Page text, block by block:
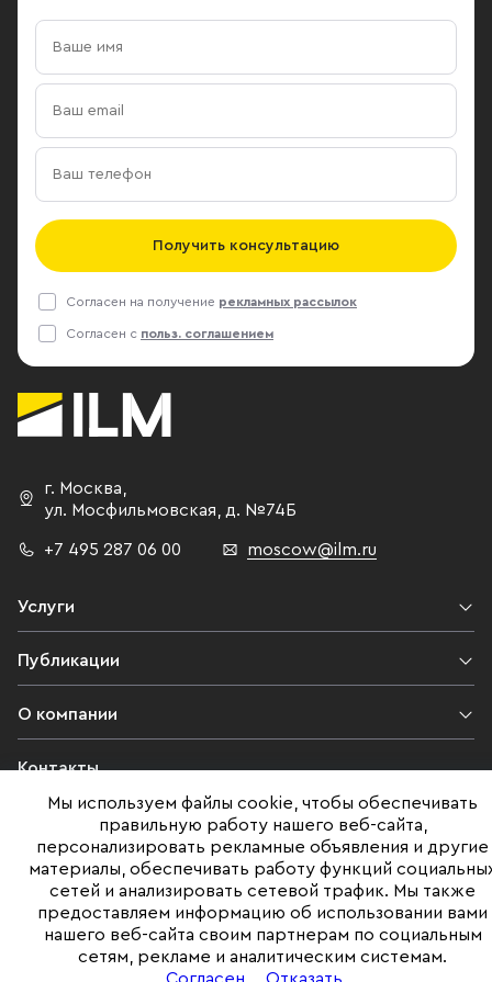
Получить консультацию
Согласен на получение рекламных рассылок
Согласен с польз. соглашением
г. Москва
ул. Мосфильмовская,
д. №74Б
+7 495 287 06 00 moscow@ilm.ru
Услуги
Публикации
О компании
Контакты
Юридическая информация
©ILM 2009-2026. Все права защищены
Представленная на сайте информация, в т.ч. стоимости объектов,
носит информационный характер
и не является публичной офертой. Условия продажи объекта могут
Мы используем файлы cookie, чтобы обеспечивать
правильную работу нашего веб-сайта,
персонализировать рекламные объявления и другие
материалы, обеспечивать работу функций
сетей и анализировать сетевой трафик. Мы также
предоставляем информацию об использовании вами
нашего веб-сайта своим партнерам по социальным
сетям, рекламе и аналитическим системам.